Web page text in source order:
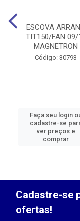
ESCOVA
TIT150/FAN 09/
MAGNETRON
Código: 30793
Faça seu login
cadastre-se
ver preços e
comprar
Cadastre-se
ofertas!